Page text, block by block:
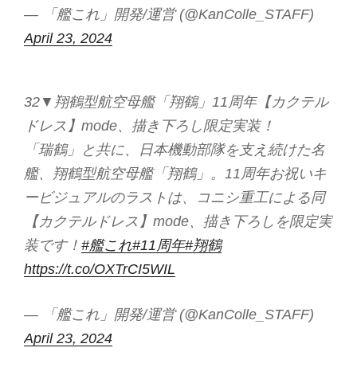
— 「艦これ」開発/運営 (@KanColle_STAFF)
April 23, 2024
32▼翔鶴型航空母艦「翔鶴」11周年【カクテル
ドレス】mode、描き下ろし限定実装！
「瑞鶴」と共に、日本機動部隊を支え続けた名
艦、翔鶴型航空母艦「翔鶴」。11周年お祝いキ
ービジュアルのラストは、コニシ重工による同
【カクテルドレス】mode、描き下ろしを限定実
装です！ #艦これ#11周年#翔鶴
https://t.co/OXTrCI5WIL
— 「艦これ」開発/運営 (@KanColle_STAFF)
April 23, 2024